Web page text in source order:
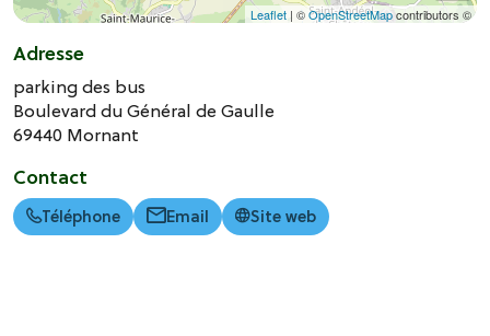
Leaflet | ©OpenStreetMapcontributors ©
Adresse
parking des bus
Boulevard du Général de Gaulle
69440 Mornant
Contact
Téléphone Email Site web